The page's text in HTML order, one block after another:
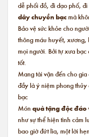
dễ phối đồ, đi dạo phố,
dây chuyền bạcmà
Bảo vệ sức khỏe cho
thông máu huyết,
mọi người. Bởi tự xưa
tốt.
Mang tài vận đến cho
đầy là ý niệm phong
bạc
Món quà tặng độc đáo
như sự thể hiện tình cảm
bao giờ đứt lìa, một lời